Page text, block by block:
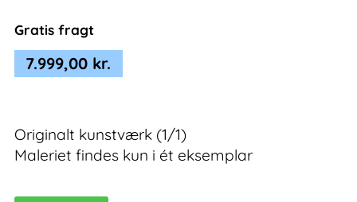
Gratis fragt
7.999,00 kr.
Originalt kunstværk (1/1)
Maleriet findes kun i ét eksemplar